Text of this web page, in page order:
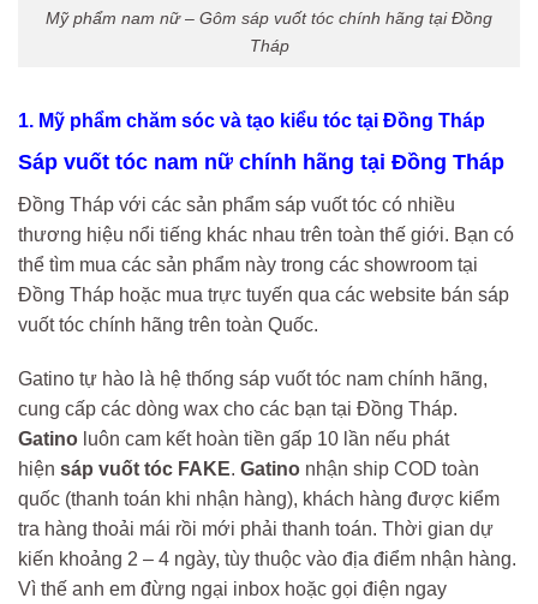
Mỹ phẩm nam nữ – Gôm sáp vuốt tóc chính hãng tại Đồng
Tháp
1. Mỹ phẩm chăm sóc và tạo kiểu tóc tại Đồng Tháp
Sáp vuốt tóc nam nữ chính hãng tại Đồng Tháp
Đồng Tháp với các sản phẩm sáp vuốt tóc có nhiều
thương hiệu nổi tiếng khác nhau trên toàn thế giới. Bạn có
thể tìm mua các sản phẩm này trong các showroom tại
Đồng Tháp hoặc mua trực tuyến qua các website bán sáp
vuốt tóc chính hãng trên toàn Quốc.
Gatino tự hào là hệ thống sáp vuốt tóc nam chính hãng,
cung cấp các dòng wax cho các bạn tại Đồng Tháp.
Gatino luôn cam kết hoàn tiền gấp 10 lần nếu phát
hiện sáp vuốt tóc FAKE. Gatino nhận ship COD toàn
quốc (thanh toán khi nhận hàng), khách hàng được kiểm
tra hàng thoải mái rồi mới phải thanh toán. Thời gian dự
kiến khoảng 2 – 4 ngày, tùy thuộc vào địa điểm nhận hàng.
Vì thế anh em đừng ngại inbox hoặc gọi điện ngay